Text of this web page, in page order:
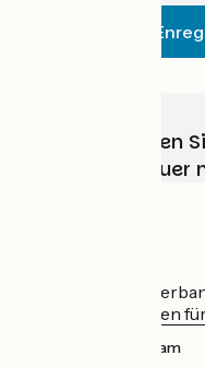
Wählen, bereiten
Ihr Radabenteuer
Der nationale
offizielle Leitfaden
Instagram